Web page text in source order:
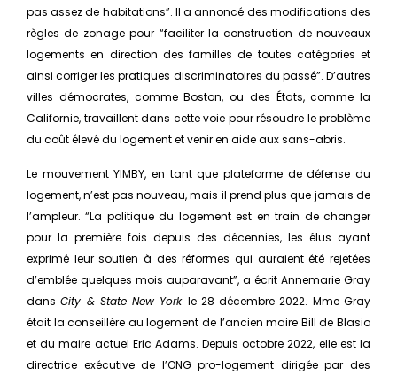
pas assez de habitations”. Il a annoncé des modifications des
règles de zonage pour “faciliter la construction de nouveaux
logements en direction des familles de toutes catégories et
ainsi corriger les pratiques discriminatoires du passé”. D’autres
villes démocrates, comme Boston, ou des États, comme la
Californie, travaillent dans cette voie pour résoudre le problème
du coût élevé du logement et venir en aide aux sans-abris.
Le mouvement YIMBY, en tant que plateforme de défense du
logement, n’est pas nouveau, mais il prend plus que jamais de
l’ampleur. “La politique du logement est en train de changer
pour la première fois depuis des décennies, les élus ayant
exprimé leur soutien à des réformes qui auraient été rejetées
d’emblée quelques mois auparavant”, a écrit Annemarie Gray
dansCity & State New York le 28 décembre 2022. Mme Gray
était la conseillère au logement de l’ancien maire Bill de Blasio
et du maire actuel Eric Adams. Depuis octobre 2022, elle est la
directrice exécutive de l’ONG pro-logement dirigée par des